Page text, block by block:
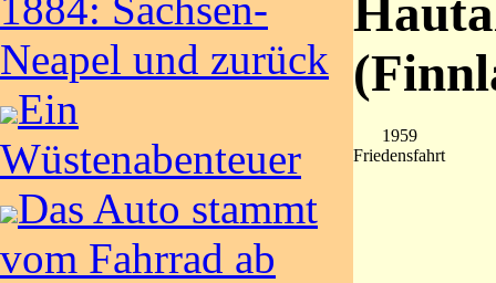
Neapel und zurück
Ein
Wüstenabenteuer
Das Auto stammt
vom Fahrrad ab
1959
Friedensfahrt